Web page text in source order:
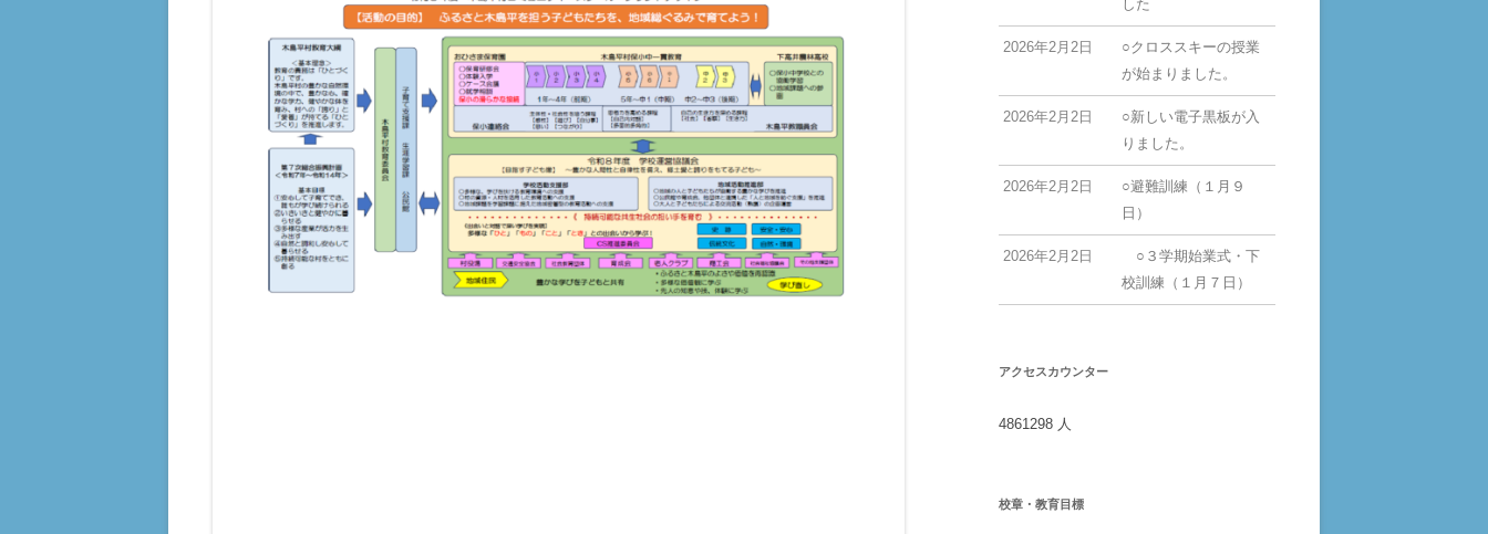
した
2026年2月2日
○クロススキーの授業
が始まりました。
2026年2月2日
○新しい電子黒板が入
りました。
2026年2月2日
○避難訓練（１月９
日）
2026年2月2日
○３学期始業式・下
校訓練（１月７日）
アクセスカウンター
4861298 人
校章・教育目標